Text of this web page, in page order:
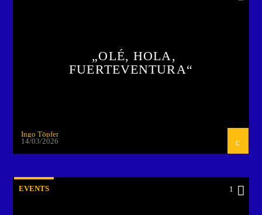
„OLÉ, HOLA,
FUERTEVENTURA“
Ingo Töpfer
14/03/2026
EVENTS 1